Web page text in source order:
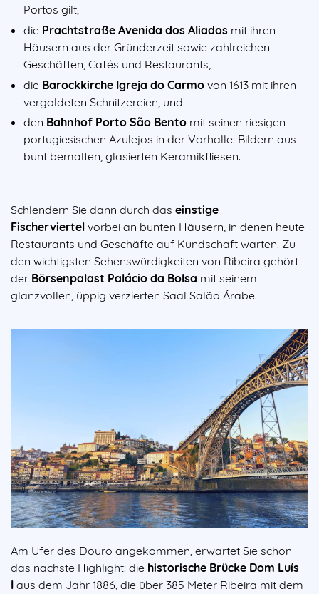
Portos gilt,
die Prachtstraße Avenida dos Aliados mit ihren
Häusern aus der Gründerzeit sowie zahlreichen
Geschäften, Cafés und Restaurants,
die Barockkirche Igreja do Carmo von 1613 mit ihren
vergoldeten Schnitzereien, und
den Bahnhof Porto São Bento mit seinen riesigen
portugiesischen Azulejos in der Vorhalle: Bildern aus
bunt bemalten, glasierten Keramikfliesen.
Schlendern Sie dann durch das einstige
Fischerviertel vorbei an bunten Häusern, in denen heute
Restaurants und Geschäfte auf Kundschaft warten. Zu
den wichtigsten Sehenswürdigkeiten von Ribeira gehört
der Börsenpalast Palácio da Bolsa mit seinem
glanzvollen, üppig verzierten Saal Salão Árabe.
Am Ufer des Douro angekommen, erwartet Sie schon
das nächste Highlight: die historische Brücke Dom Luís
I aus dem Jahr 1886, die über 385 Meter Ribeira mit dem